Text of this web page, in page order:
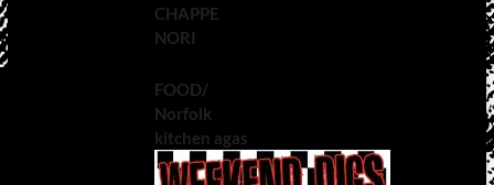
CHAPPE
NORI
FOOD/
Norfolk
kitchen agas